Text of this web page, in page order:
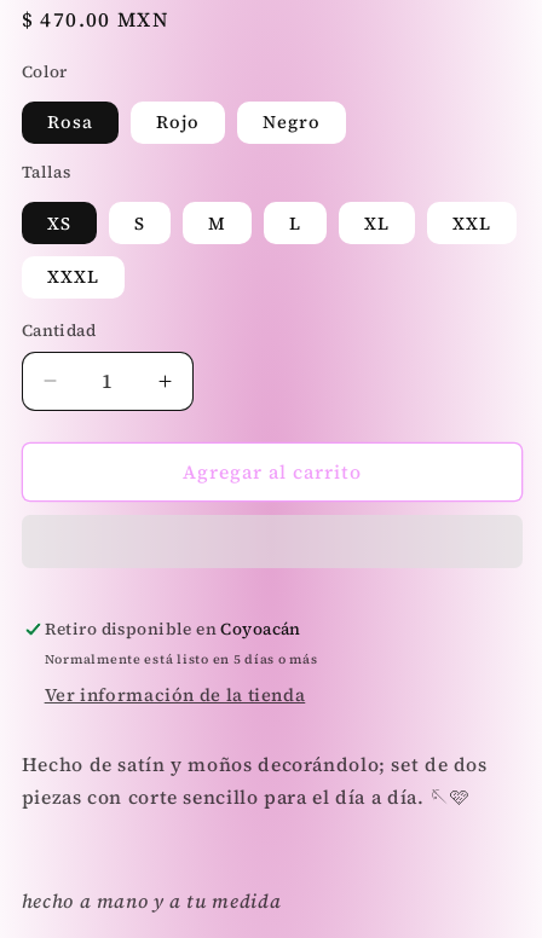
Precio
$ 470.00 MXN
Color
Rosa Rojo Negro
Tallas
XS S M L XL XXL
XXXL
Cantidad
Reducir
cantidad
para
Set
Aumentar
cantidad
para
Dolce
Set
Agregar al carrito
Retiro disponible enCoyoacán
Normalmente está listo en 5 días o más
Ver información de la tienda
Hecho de satín y moños decorándolo; set de dos
piezas con corte sencillo para el día a día. 🪡🩷
hecho a mano y a tu medida